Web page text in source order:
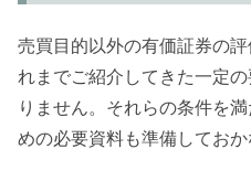
売買目的以外の有価証券の
れまでご紹介してきた一定
りません。それらの条件を
めの必要資料も準備しておか